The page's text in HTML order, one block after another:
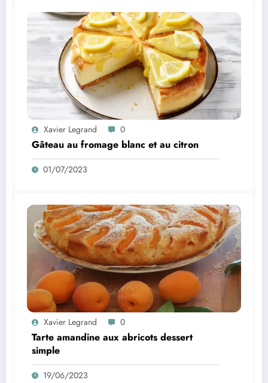
Xavier Legrand 0
Gâteau au fromage blanc et au citron
01/07/2023
Xavier Legrand 0
Tarte amandine aux abricots dessert
simple
19/06/2023